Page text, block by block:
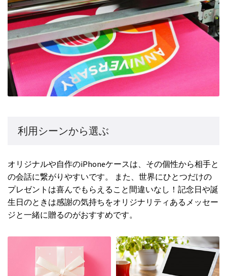
利用シーンから選ぶ
オリジナルや自作のiPhoneケースは、その個性から相手と
の会話に繋がりやすいです。 また、世界にひとつだけの
プレゼントは喜んでもらえること間違いなし！記念日や誕
生日のときは感謝の気持ちをオリジナリティあるメッセー
ジと一緒に贈るのがおすすめです。